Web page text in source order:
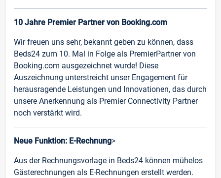
10 Jahre Premier Partner von Booking.com
Wir freuen uns sehr, bekannt geben zu können, dass
Beds24 zum 10. Mal in Folge als PremierPartner von
Booking.com ausgezeichnet wurde! Diese
Auszeichnung unterstreicht unser Engagement für
herausragende Leistungen und Innovationen, das durch
unsere Anerkennung als Premier Connectivity Partner
noch verstärkt wird.
Neue Funktion: E-Rechnung>
Aus der Rechnungsvorlage in Beds24 können mühelos
Gästerechnungen als E-Rechnungen erstellt werden.